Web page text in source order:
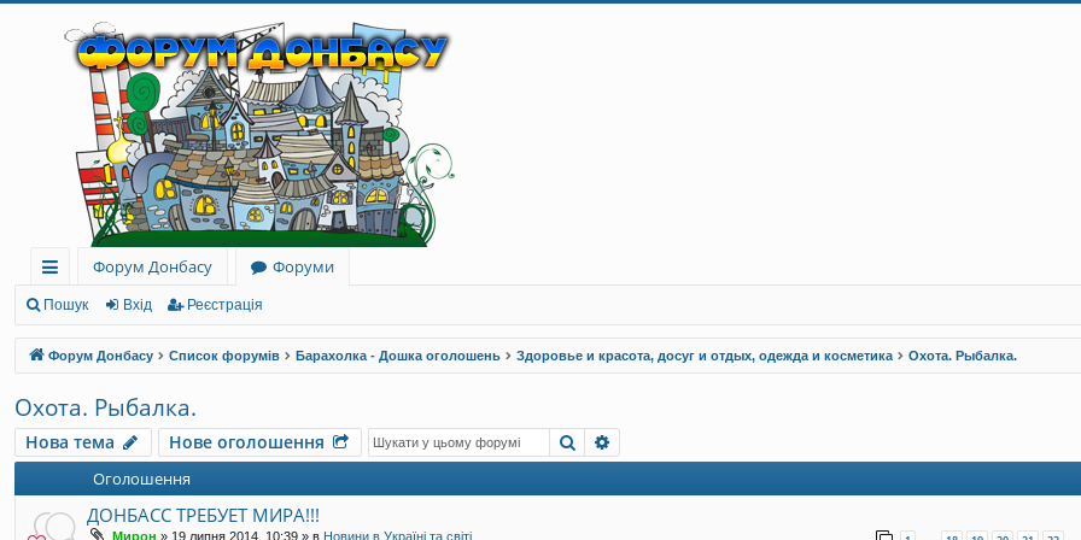
ви
дк
и
й
до
ст
уп
Форум Донбасу
Форуми
Пошук Вхід Реєстрація
Форум Донбасу Список форумів Барахолка - Дошка оголошень Здоровье и красота, досуг и отдых, одежда и косметика Охота. Рыбалка.
Охота. Рыбалка.
Нова тема Нове оголошення Пошук
Оголошення
ДОНБАСС ТРЕБУЕТ МИРА!!!
Мирон » 19 липня 2014, 10:39 » в Новини в Україні та світі